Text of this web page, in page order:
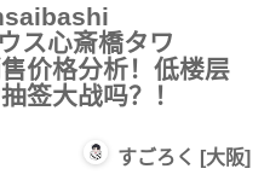
ス心斎橋タワ
价格分析！低楼层
签大战吗？！
すごろく [大阪]